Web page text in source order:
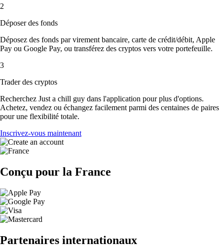
2
Déposer des fonds
Déposez des fonds par virement bancaire, carte de crédit/débit, Apple
Pay ou Google Pay, ou transférez des cryptos vers votre portefeuille.
3
Trader des cryptos
Recherchez Just a chill guy dans l'application pour plus d'options.
Achetez, vendez ou échangez facilement parmi des centaines de paires
pour une flexibilité totale.
Inscrivez-vous maintenant
Conçu pour la France
Partenaires internationaux